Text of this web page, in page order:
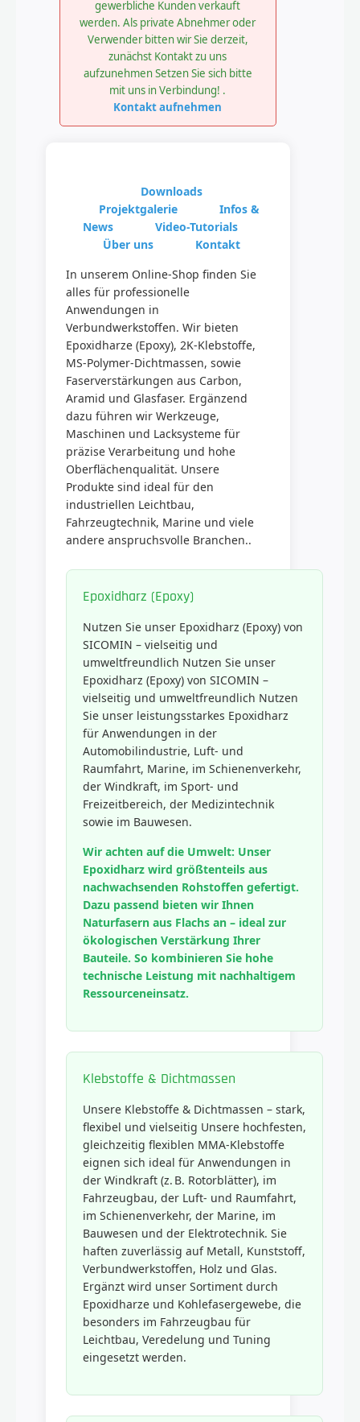
gewerbliche Kunden verkauft
werden. Als private Abnehmer oder
Verwender bitten wir Sie derzeit,
zunächst Kontakt zu uns
aufzunehmen Setzen Sie sich bitte
mit uns in Verbindung! .
Kontakt aufnehmen
Downloads
Projektgalerie
Infos &
News
Video-Tutorials
Über uns
Kontakt
In unserem Online-Shop finden Sie
alles für professionelle
Anwendungen in
Verbundwerkstoffen. Wir bieten
Epoxidharze (Epoxy), 2K-Klebstoffe,
MS-Polymer-Dichtmassen, sowie
Faserverstärkungen aus Carbon,
Aramid und Glasfaser. Ergänzend
dazu führen wir Werkzeuge,
Maschinen und Lacksysteme für
präzise Verarbeitung und hohe
Oberflächenqualität. Unsere
Produkte sind ideal für den
industriellen Leichtbau,
Fahrzeugtechnik, Marine und viele
andere anspruchsvolle Branchen..
Epoxidharz (Epoxy)
Nutzen Sie unser Epoxidharz (Epoxy) von
SICOMIN – vielseitig und
umweltfreundlich Nutzen Sie unser
Epoxidharz (Epoxy) von SICOMIN –
vielseitig und umweltfreundlich Nutzen
Sie unser leistungsstarkes Epoxidharz
für Anwendungen in der
Automobilindustrie, Luft- und
Raumfahrt, Marine, im Schienenverkehr,
der Windkraft, im Sport- und
Freizeitbereich, der Medizintechnik
sowie im Bauwesen.
Wir achten auf die Umwelt: Unser
Epoxidharz wird größtenteils aus
nachwachsenden Rohstoffen gefertigt.
Dazu passend bieten wir Ihnen
Naturfasern aus Flachs an – ideal zur
ökologischen Verstärkung Ihrer
Bauteile. So kombinieren Sie hohe
technische Leistung mit nachhaltigem
Ressourceneinsatz.
Klebstoffe & Dichtmassen
Unsere Klebstoffe & Dichtmassen – stark,
flexibel und vielseitig Unsere hochfesten,
gleichzeitig flexiblen MMA-Klebstoffe
eignen sich ideal für Anwendungen in
der Windkraft (z. B. Rotorblätter), im
Fahrzeugbau, der Luft- und Raumfahrt,
im Schienenverkehr, der Marine, im
Bauwesen und der Elektrotechnik. Sie
haften zuverlässig auf Metall, Kunststoff,
Verbundwerkstoffen, Holz und Glas.
Ergänzt wird unser Sortiment durch
Epoxidharze und Kohlefasergewebe, die
besonders im Fahrzeugbau für
Leichtbau, Veredelung und Tuning
eingesetzt werden.